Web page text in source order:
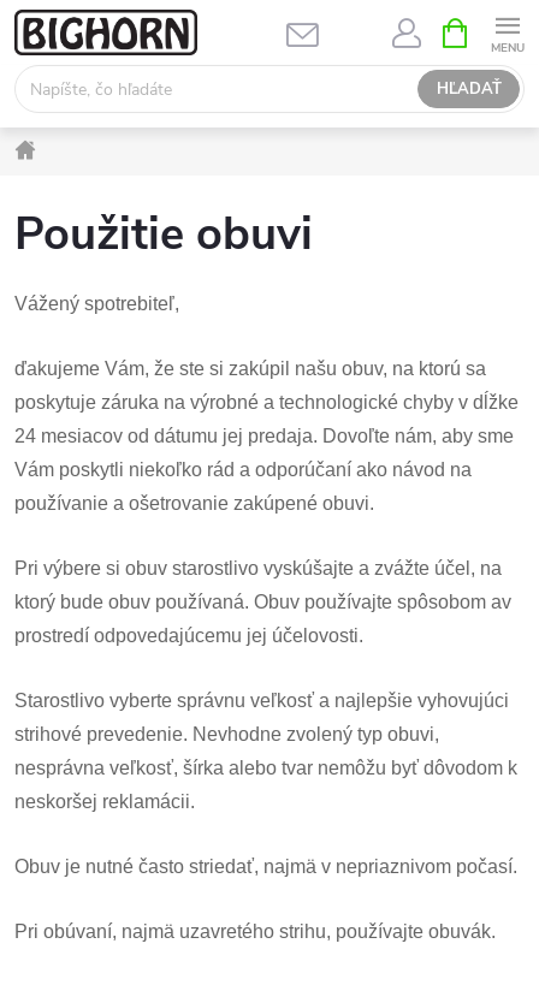
Prejsť
na
obsah
HĽADAŤ
KOŠÍK
Použitie obuvi
Vážený spotrebiteľ,
ďakujeme Vám, že ste si zakúpil našu obuv, na ktorú sa
poskytuje záruka na výrobné a technologické chyby v dĺžke
24 mesiacov od dátumu jej predaja. Dovoľte nám, aby sme
Vám poskytli niekoľko rád a odporúčaní ako návod na
používanie a ošetrovanie zakúpené obuvi.
Pri výbere si obuv starostlivo vyskúšajte a zvážte účel, na
ktorý bude obuv používaná. Obuv používajte spôsobom av
prostredí odpovedajúcemu jej účelovosti.
Starostlivo vyberte správnu veľkosť a najlepšie vyhovujúci
strihové prevedenie. Nevhodne zvolený typ obuvi,
nesprávna veľkosť, šírka alebo tvar nemôžu byť dôvodom k
neskoršej reklamácii.
Obuv je nutné často striedať, najmä v nepriaznivom počasí.
Pri obúvaní, najmä uzavretého strihu, používajte obuvák.